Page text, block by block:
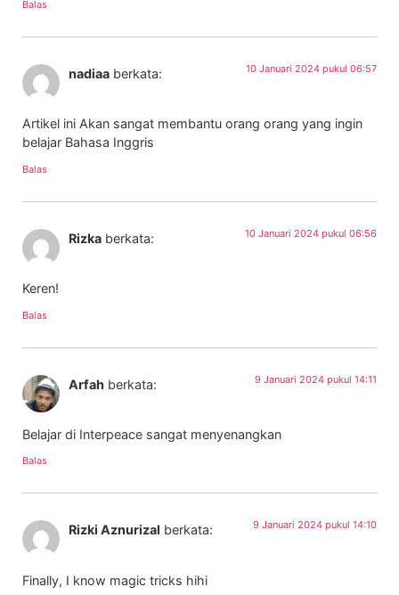
Balas
nadiaa berkata: 10 Januari 2024 pukul 06:57
Artikel ini Akan sangat membantu orang orang yang ingin
belajar Bahasa Inggris
Balas
Rizka berkata: 10 Januari 2024 pukul 06:56
Keren!
Balas
Arfah berkata: 9 Januari 2024 pukul 14:11
Belajar di Interpeace sangat menyenangkan
Balas
Rizki Aznurizal berkata: 9 Januari 2024 pukul 14:10
Finally, I know magic tricks hihi